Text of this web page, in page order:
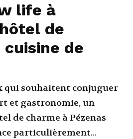
life à
de
de
qui souhaitent conjuguer
et gastronomie, un
de charme à Pézenas
particulièrement...